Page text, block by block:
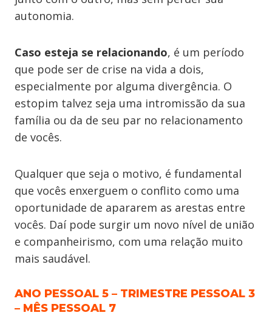
autonomia.
Caso esteja se relacionando, é um período
que pode ser de crise na vida a dois,
especialmente por alguma divergência. O
estopim talvez seja uma intromissão da sua
família ou da de seu par no relacionamento
de vocês.
Qualquer que seja o motivo, é fundamental
que vocês enxerguem o conflito como uma
oportunidade de apararem as arestas entre
vocês. Daí pode surgir um novo nível de união
e companheirismo, com uma relação muito
mais saudável.
ANO PESSOAL 5 – TRIMESTRE PESSOAL 3
– MÊS PESSOAL 7